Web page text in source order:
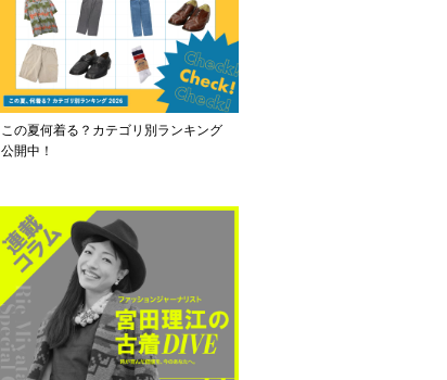
この夏何着る？カテゴリ別ランキング
公開中！